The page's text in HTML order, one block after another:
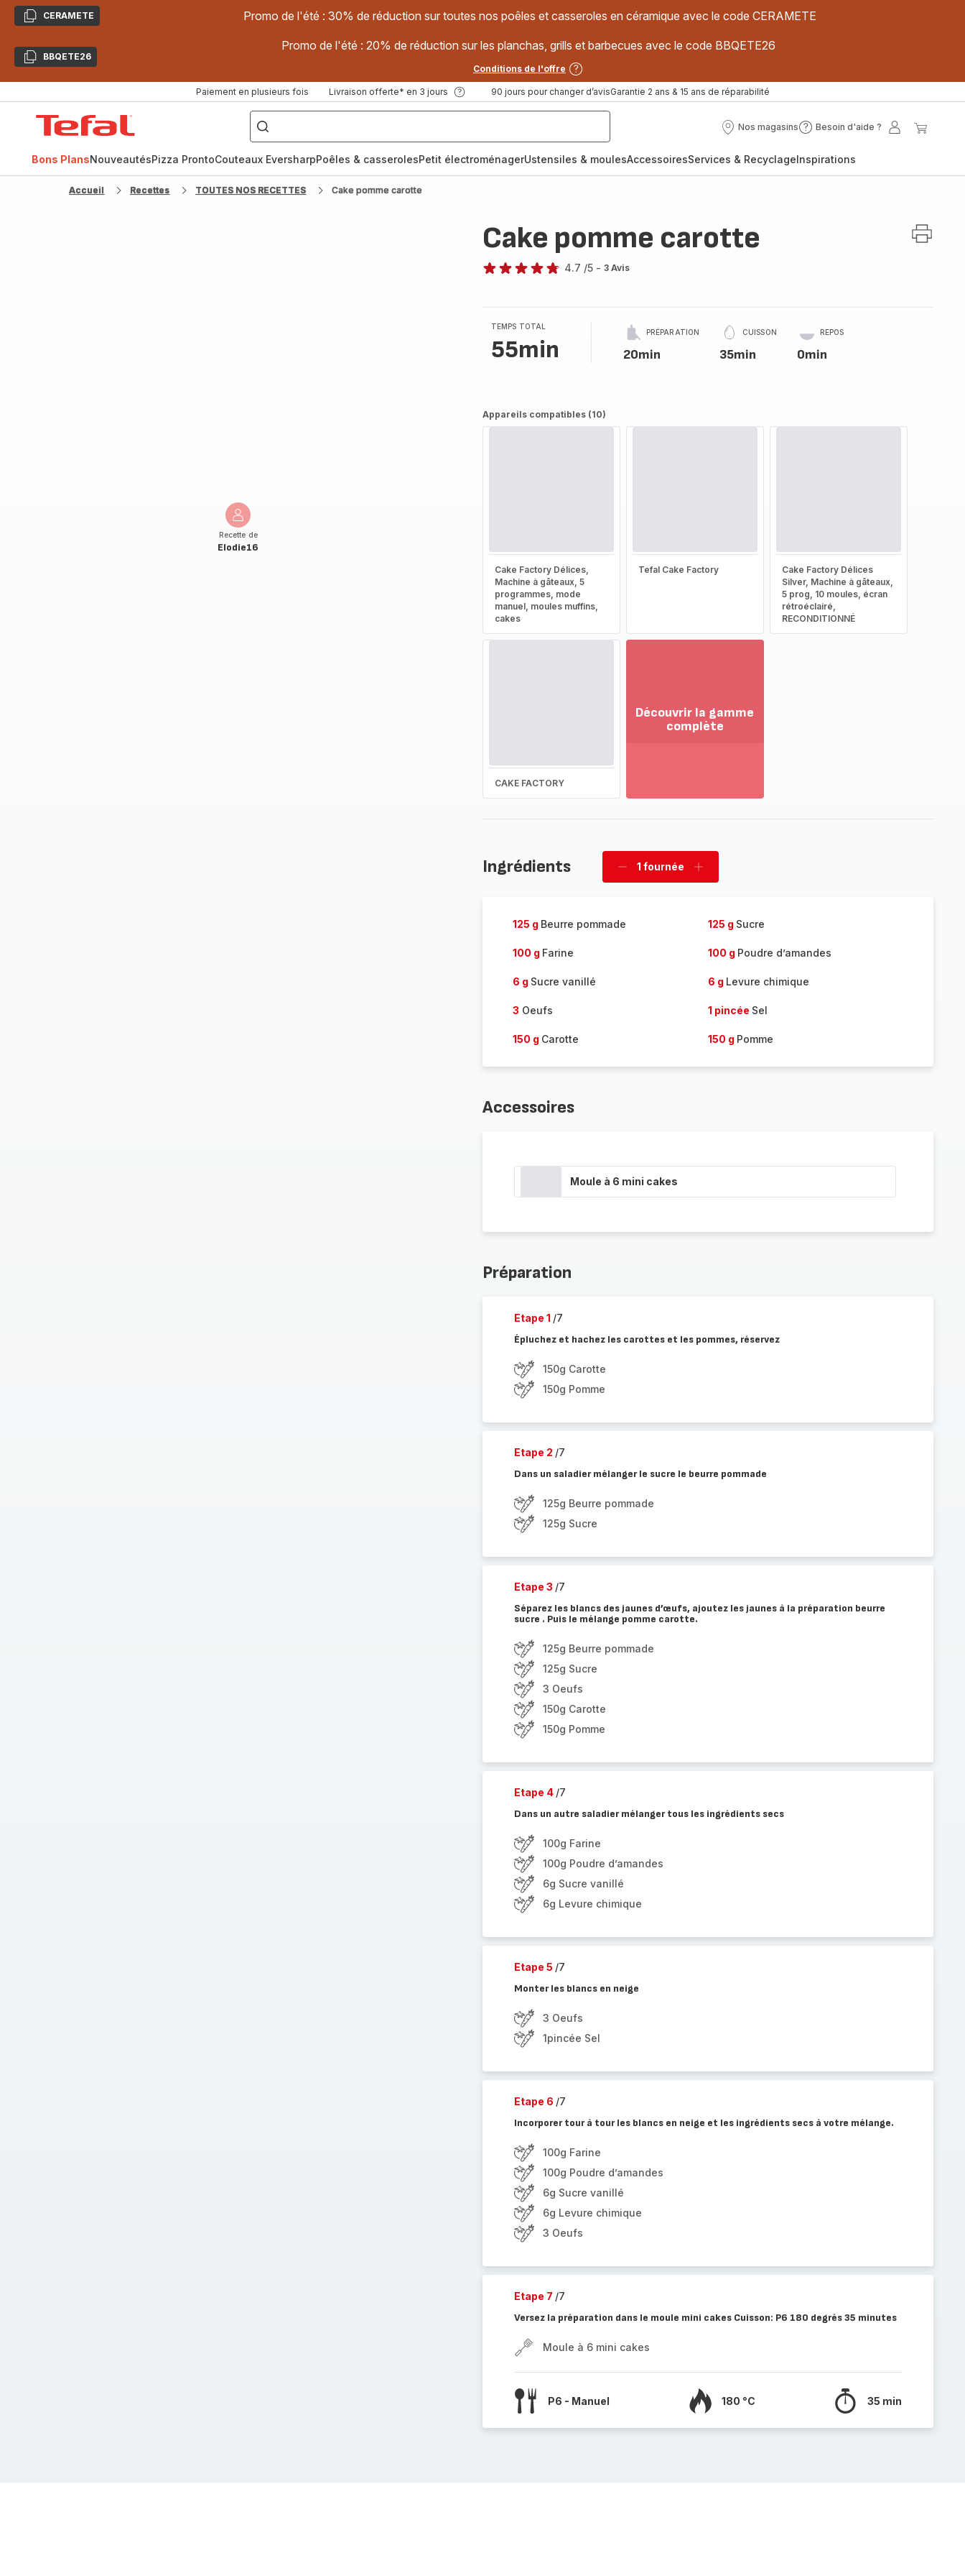
CopierCERAMETE Promo de l'été : 30% de réduction sur toutes nos poêles et casseroles en céramique avec le code CERAMETE
CopierBBQETE26
Promo de l'été : 20% de réduction sur les planchas, grills et barbecues avec le code BBQETE26
Conditions de l'offre
Paiement en plusieurs fois Livraison offerte* en 3 jours 90 jours pour changer d’avisGarantie 2 ans & 15 ans de réparabilité
["Poêles
inox,
Cake
Factory,
Nos magasins
Nos
Besoin d'aide ?
Besoin
?
Mon
Bons PlansNouveautésPizza ProntoCouteaux EversharpPoêles & casserolesPetit électroménagerUstensiles & moulesAccessoiresServices & RecyclageInspirations
Accueil Recettes TOUTES NOS RECETTES Cake pomme carotte
Recette de
Elodie16
Cake pomme carotte
4.7 /5 - 3 Avis
TEMPS TOTAL
55min
PRÉPARATION
20min
CUISSON
35min
REPOS
0min
Appareils compatibles (10)
Cake Factory Délices,
Machine à gâteaux, 5
programmes, mode
manuel, moules muffins,
cakes
Tefal Cake Factory
Cake Factory Délices
Silver, Machine à gâteaux,
5 prog, 10 moules, écran
rétroéclairé,
RECONDITIONNÉ
CAKE FACTORY
Découvrir la gamme
complète
la
Ingrédients
Supprimer
1 fournée
Ajouter
125 g Beurre pommade 125 g Sucre
100 g Farine 100 g Poudre d’amandes
6 g Sucre vanillé 6 g Levure chimique
3 Oeufs 1 pincée Sel
150 g Carotte 150 g Pomme
Accessoires
Moule à 6 mini cakes
Préparation
Etape 1 /7
Épluchez et hachez les carottes et les pommes, réservez
150g Carotte
150g Pomme
Etape 2 /7
Dans un saladier mélanger le sucre le beurre pommade
125g Beurre pommade
125g Sucre
Etape 3 /7
Séparez les blancs des jaunes d’œufs, ajoutez les jaunes à la préparation beurre
sucre . Puis le mélange pomme carotte.
125g Beurre pommade
125g Sucre
3 Oeufs
150g Carotte
150g Pomme
Etape 4 /7
Dans un autre saladier mélanger tous les ingrédients secs
100g Farine
100g Poudre d’amandes
6g Sucre vanillé
6g Levure chimique
Etape 5 /7
Monter les blancs en neige
3 Oeufs
1pincée Sel
Etape 6 /7
Incorporer tour à tour les blancs en neige et les ingrédients secs à votre mélange.
100g Farine
100g Poudre d’amandes
6g Sucre vanillé
6g Levure chimique
3 Oeufs
Etape 7 /7
Versez la préparation dans le moule mini cakes Cuisson: P6 180 degrés 35 minutes
Moule à 6 mini cakes
P6 - Manuel 180 °C 35 min